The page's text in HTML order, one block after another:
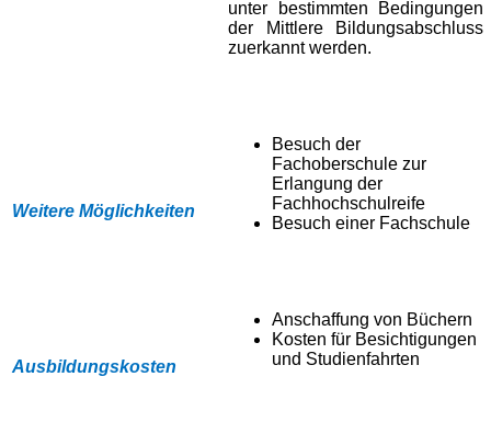
unter bestimmten Bedingungen
der Mittlere Bildungsabschluss
zuerkannt werden.
Weitere Möglichkeiten
Besuch der
Fachoberschule zur
Erlangung der
Fachhochschulreife
Besuch einer Fachschule
Ausbildungskosten
Anschaffung von Büchern
Kosten für Besichtigungen
und Studienfahrten